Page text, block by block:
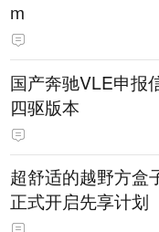
m
国产奔驰VLE申报
四驱版本
超舒适的越野方盒
正式开启先享计划